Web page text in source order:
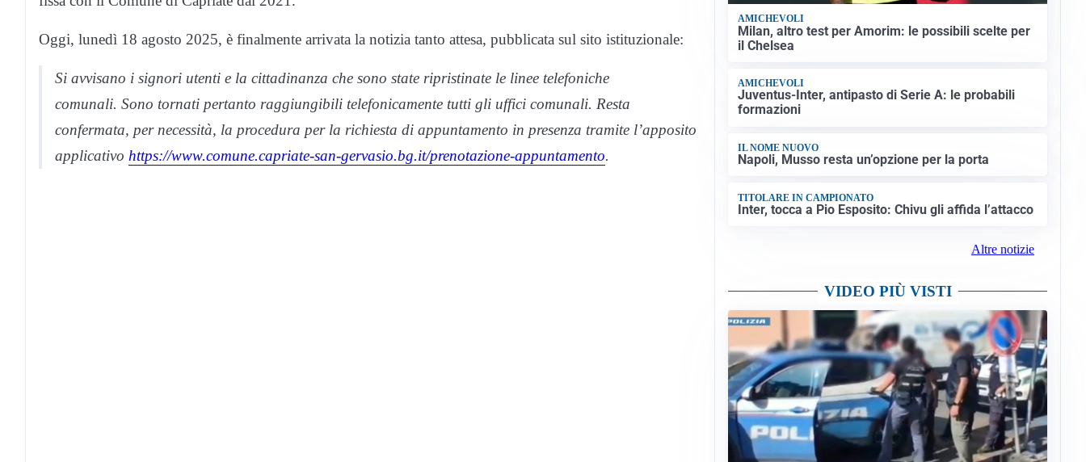
Oggi, lunedì 18 agosto 2025, è finalmente arrivata la notizia tanto attesa, pubblicata sul sito istituzionale:
Si avvisano i signori utenti e la cittadinanza che sono state ripristinate le linee telefoniche
comunali. Sono tornati pertanto raggiungibili telefonicamente tutti gli uffici comunali. Resta
confermata, per necessità, la procedura per la richiesta di appuntamento in presenza tramite l’apposito
applicativo https://www.comune.capriate-san-gervasio.bg.it/prenotazione-appuntamento.
AMICHEVOLI
Milan, altro test per Amorim: le possibili scelte per
il Chelsea
AMICHEVOLI
Juventus-Inter, antipasto di Serie A: le probabili
formazioni
IL NOME NUOVO
Napoli, Musso resta un’opzione per la porta
TITOLARE IN CAMPIONATO
Inter, tocca a Pio Esposito: Chivu gli affida l’attacco
Altre notizie
VIDEO PIÙ VISTI